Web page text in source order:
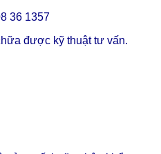
36 1357
được kỹ thuật tư vấn.